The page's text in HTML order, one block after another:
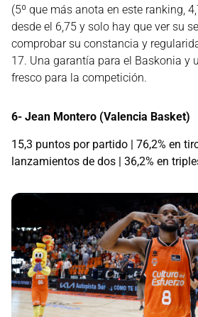
(5º que más anota en este ranking,
desde el 6,75 y solo hay que ver su
comprobar su constancia y
17. Una garantía para el Baskonia y
fresco para la competición.
6- Jean Montero (Valencia Basket)
15,3 puntos por partido | 76,2% en
lanzamientos de dos | 36,2% en